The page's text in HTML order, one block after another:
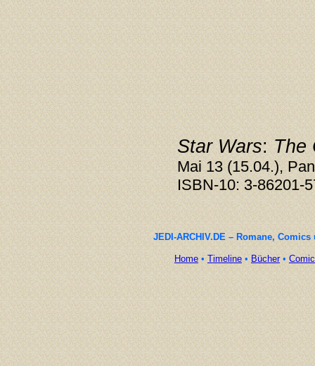
Star Wars:The
Mai 13 (15.04.),
ISBN-10: 3-86201-
JEDI-ARCHIV.DE – Romane,
Home •Timeline• Bücher•